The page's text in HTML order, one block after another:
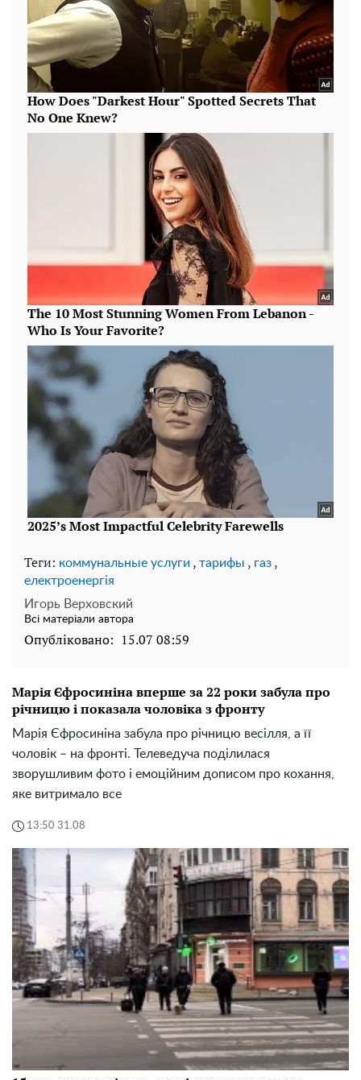
Теги: коммунальные услуги , тарифы , газ ,
електроенергія
Игорь Верховский
Всі матеріали автора
Опубліковано: 15.07 08:59
Марія Єфросиніна вперше за 22 роки забула про
річницю і показала чоловіка з фронту
Марія Єфросиніна забула про річницю весілля, а її
чоловік – на фронті. Телеведуча поділилася
зворушливим фото і емоційним дописом про кохання,
яке витримало все
13:50 31.08